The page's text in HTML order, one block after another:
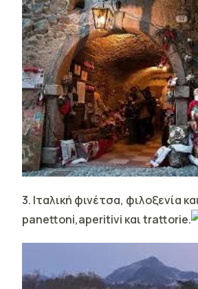
3. Ιταλική φινέτσα, φιλοξενία
panettoni,aperitivi και trattorie.